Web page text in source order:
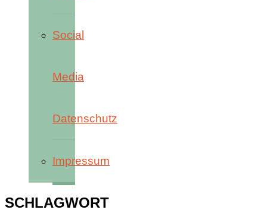
Social
Media
Datenschutz
Impressum
SCHLAGWORT